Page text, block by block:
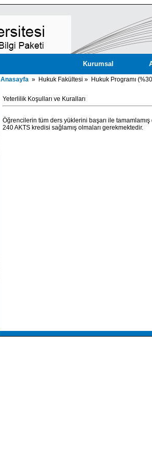
Kurumsal
Anasayfa» Hukuk Fakültesi » Hukuk Programı
Yeterlilik Koşulları ve Kuralları
Öğrencilerin tüm ders yüklerini başarı ile
240 AKTS kredisi sağlamış olmaları gerekmektedir.